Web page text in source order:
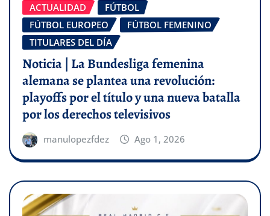
ACTUALIDAD
FÚTBOL
FÚTBOL EUROPEO
FÚTBOL FEMENINO
TITULARES DEL DÍA
Noticia | La Bundesliga femenina
alemana se plantea una revolución:
playoffs por el título y una nueva batalla
por los derechos televisivos
manulopezfdez Ago 1, 2026